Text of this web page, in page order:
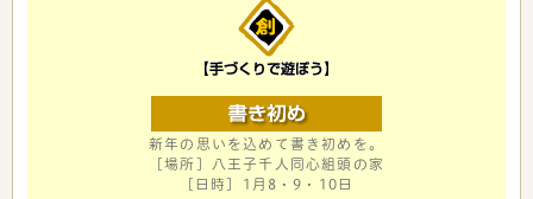
新年の思いを込めて書き初めを。
［場所］八王子千人同心組頭の家
［日時］1月8・9・10日